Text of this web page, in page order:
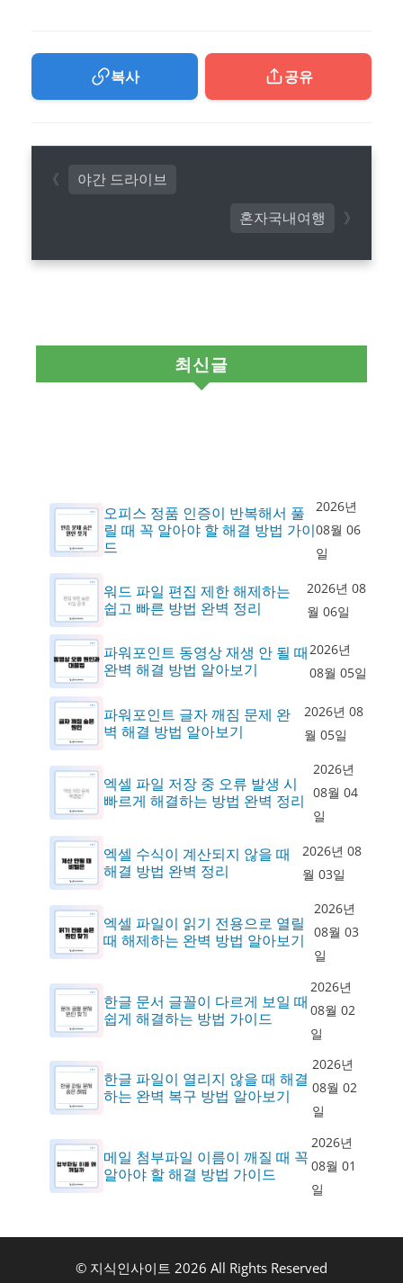
복사 공유
혼자국내여행
야간 드라이브
최신글
오피스 정품 인증이 반복해서 풀
릴 때 꼭 알아야 할 해결 방법 가이
드
2026년
08월 06
일
워드 파일 편집 제한 해제하는
쉽고 빠른 방법 완벽 정리
2026년 08
월 06일
파워포인트 동영상 재생 안 될 때
완벽 해결 방법 알아보기
2026년
08월 05일
파워포인트 글자 깨짐 문제 완
벽 해결 방법 알아보기
2026년 08
월 05일
엑셀 파일 저장 중 오류 발생 시
빠르게 해결하는 방법 완벽 정리
2026년
08월 04
일
엑셀 수식이 계산되지 않을 때
해결 방법 완벽 정리
2026년 08
월 03일
엑셀 파일이 읽기 전용으로 열릴
때 해제하는 완벽 방법 알아보기
2026년
08월 03
일
한글 문서 글꼴이 다르게 보일 때
쉽게 해결하는 방법 가이드
2026년
08월 02
일
한글 파일이 열리지 않을 때 해결
하는 완벽 복구 방법 알아보기
2026년
08월 02
일
메일 첨부파일 이름이 깨질 때 꼭
알아야 할 해결 방법 가이드
2026년
08월 01
일
© 지식인사이트 2026 All Rights Reserved